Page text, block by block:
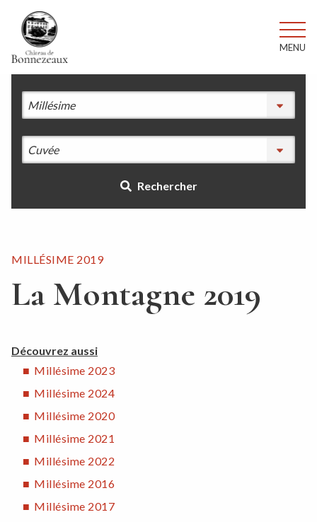
MENU
Rechercher
MILLÉSIME 2019
La Montagne 2019
Découvrez aussi
Millésime 2023
Millésime 2024
Millésime 2020
Millésime 2021
Millésime 2022
Millésime 2016
Millésime 2017